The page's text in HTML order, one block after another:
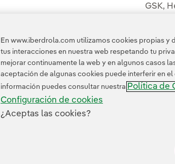
GSK,
Sonae,
En www.iberdrola.com utilizamos cookies propias y
tus interacciones en nuestra web respetando tu
mejorar continuamente la web y en algunos casos
aceptación de algunas cookies puede interferir en
información puedes consultar nuestra Política de
Configuración de cookies
¿Aceptas las cookies?